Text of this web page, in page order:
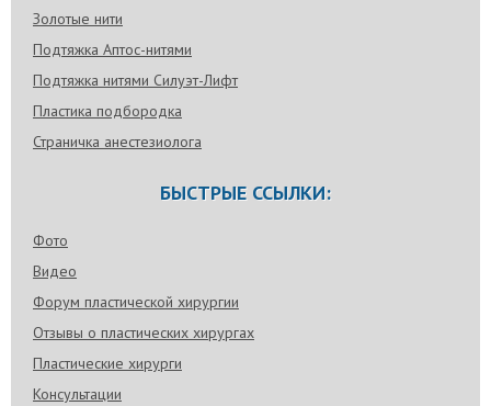
Золотые нити
Подтяжка Аптос-нитями
Подтяжка нитями Силуэт-Лифт
Пластика подбородка
Страничка анестезиолога
БЫСТРЫЕ ССЫЛКИ:
Фото
Видео
Форум пластической хирургии
Отзывы о пластических хирургах
Пластические хирурги
Консультации